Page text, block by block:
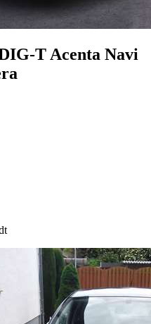
T Acenta Navi